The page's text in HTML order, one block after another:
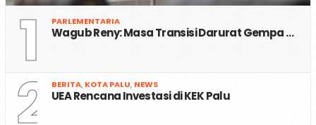
1 PARLEMENTARIA
Wagub Reny: Masa Transisi Darurat Gempa …
2 BERITA, KOTA PALU, NEWS
UEA Rencana Investasi di KEK Palu